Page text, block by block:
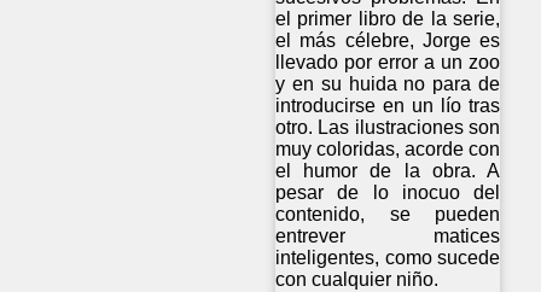
el primer libro de la serie,
el más célebre, Jorge es
llevado por error a un zoo
y en su huida no para de
introducirse en un lío tras
otro. Las ilustraciones son
muy coloridas, acorde con
el humor de la obra. A
pesar de lo inocuo del
contenido, se pueden
entrever matices
inteligentes, como sucede
con cualquier niño.